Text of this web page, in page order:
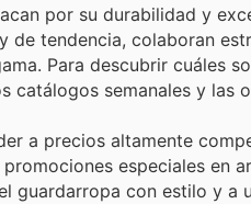
por su durabilidad y
de tendencia, colaboran
Para descubrir cuáles
catálogos semanales y
a precios altamente
especiales en
guardarropa con estilo y a